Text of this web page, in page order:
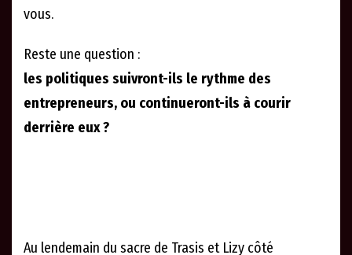
vous.
Reste une question :
les politiques suivront-ils le rythme des
entrepreneurs, ou continueront-ils à courir
derrière eux ?
Au lendemain du sacre de Trasis et Lizy côté